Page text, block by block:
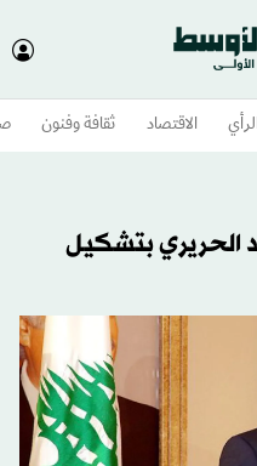
الرأي الاقتصاد ثقافة وفنون
الحريري بتشكيل